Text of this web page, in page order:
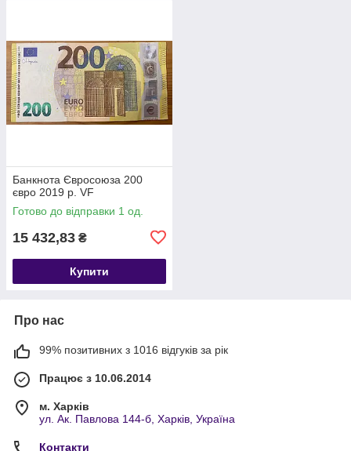
Банкнота Євросоюза 200
євро 2019 р. VF
Готово до відправки 1 од.
15 432,83 ₴
Купити
Про нас
99% позитивних з 1016 відгуків за рік
Працює з 10.06.2014
м. Харків
ул. Ак. Павлова 144-б, Харків, Україна
Контакти